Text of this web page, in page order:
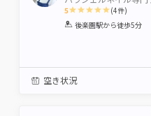
5
1 2 3 4 5
(4件)
後楽園駅から徒歩5分
空き状況